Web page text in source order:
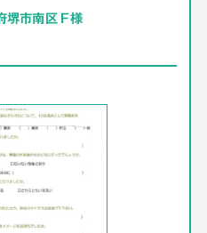
堺市南区 F様